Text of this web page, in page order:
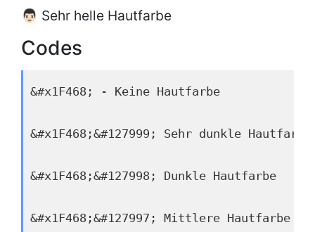
👨🏻 Sehr helle Hautfarbe
Codes
&#x1F468; - Keine Hautfarbe
&#x1F468;&#127999; Sehr dunkle Hautfarbe
&#x1F468;&#127998; Dunkle Hautfarbe
&#x1F468;&#127997; Mittlere Hautfarbe